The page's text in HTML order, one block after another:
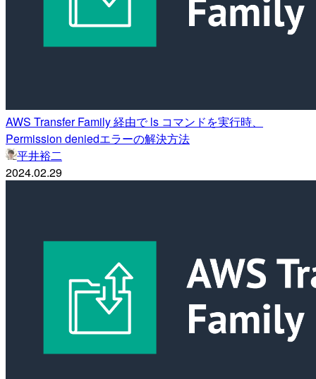
AWS Transfer Family 経由で ls コマンドを実行時、
Permission deniedエラーの解決方法
平井裕二
2024.02.29